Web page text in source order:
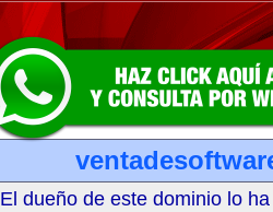
El dueño de este dominio lo